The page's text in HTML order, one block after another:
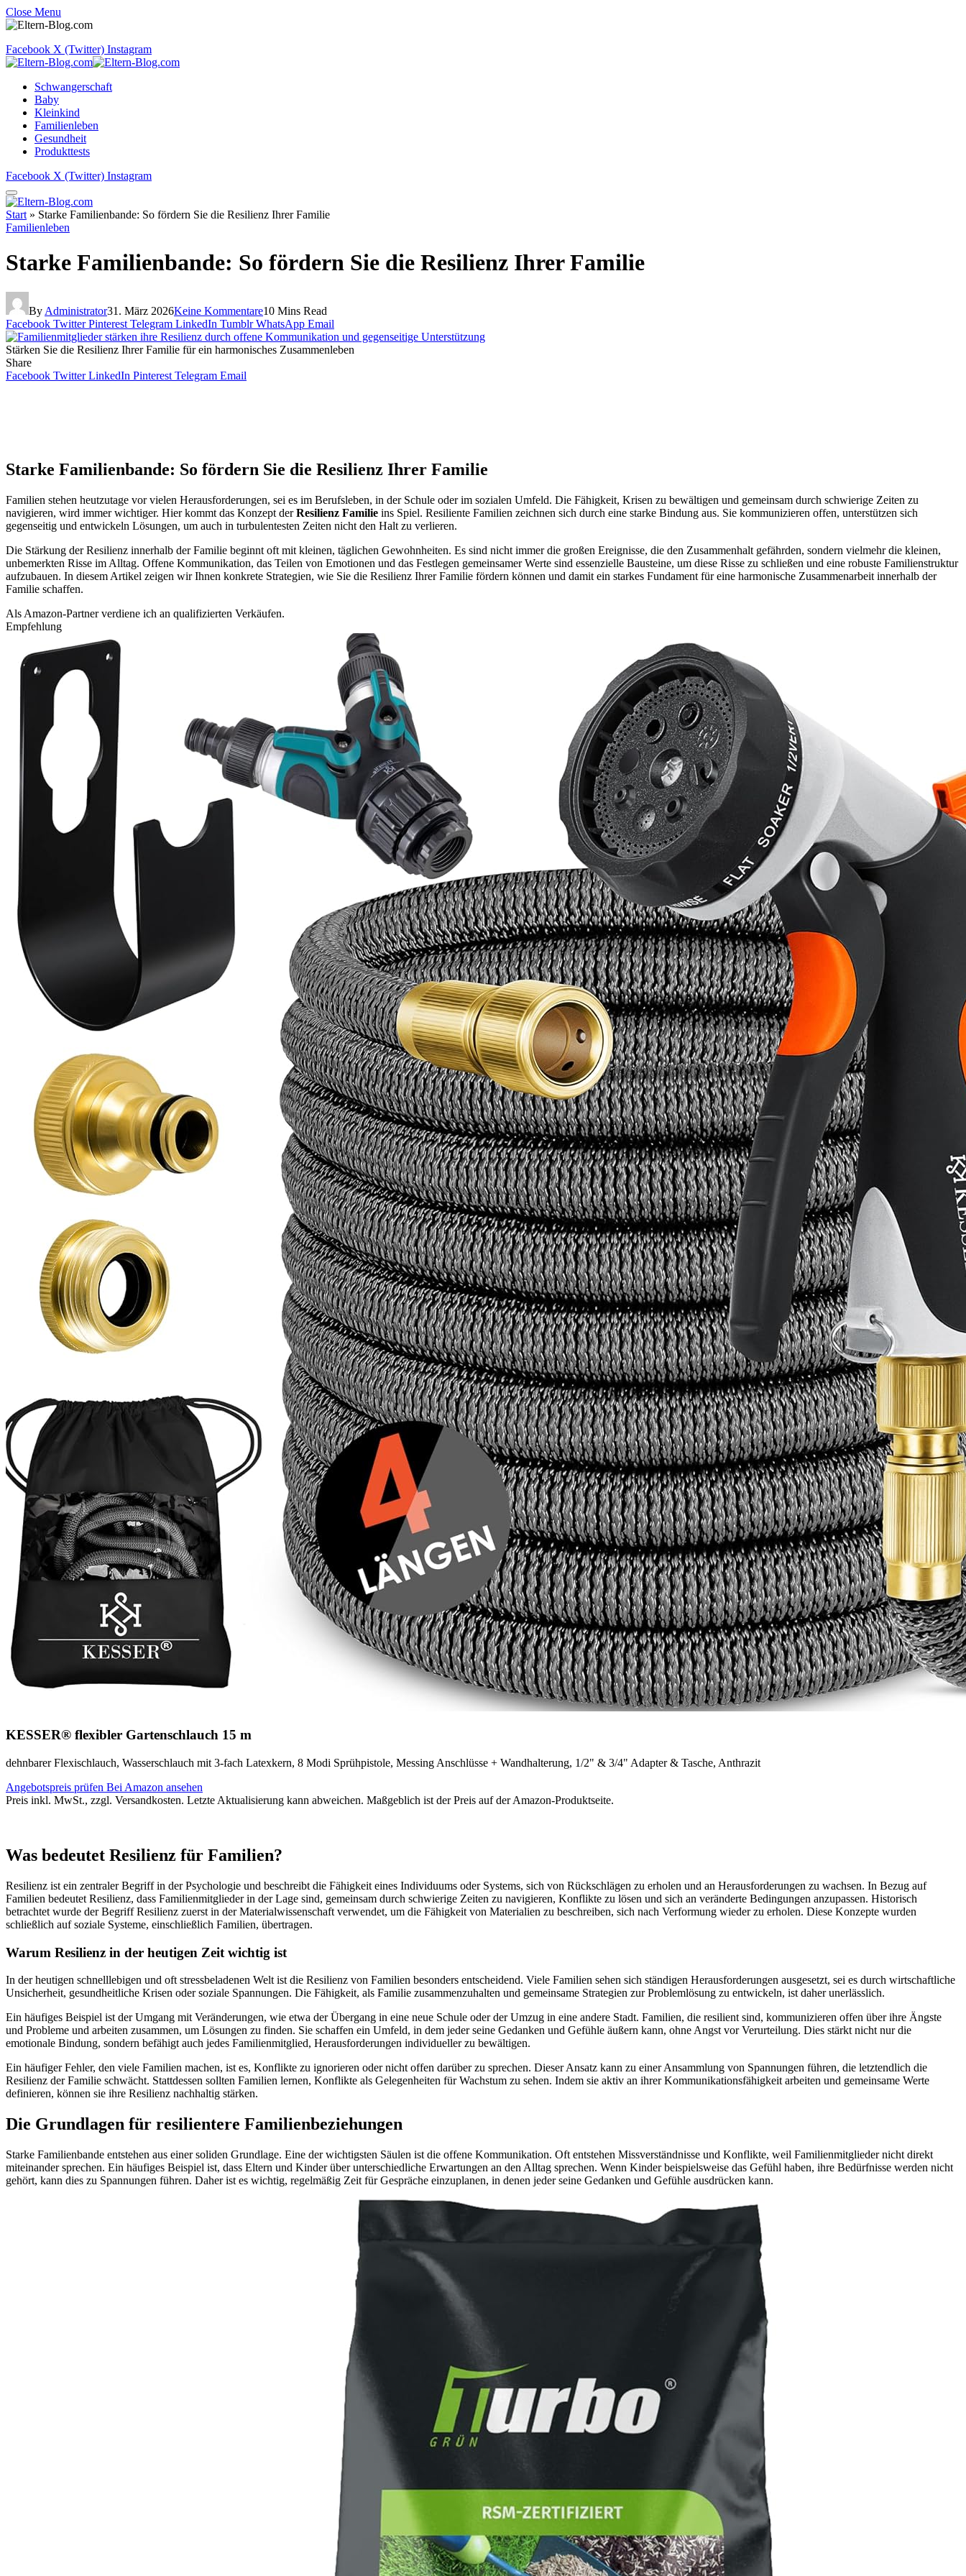
Close Menu
Facebook X (Twitter) Instagram
Schwangerschaft
Baby
Kleinkind
Familienleben
Gesundheit
Produkttests
Facebook X (Twitter) Instagram
Start » Starke Familienbande: So fördern Sie die Resilienz Ihrer Familie
Familienleben
Starke Familienbande: So fördern Sie die Resilienz Ihrer Familie
By Administrator31. März 2026Keine Kommentare10 Mins Read
Facebook Twitter Pinterest Telegram LinkedIn Tumblr WhatsApp Email
Stärken Sie die Resilienz Ihrer Familie für ein harmonisches Zusammenleben
Share
Facebook Twitter LinkedIn Pinterest Telegram Email
Starke Familienbande: So fördern Sie die Resilienz Ihrer Familie
Familien stehen heutzutage vor vielen Herausforderungen, sei es im Berufsleben, in der Schule oder im sozialen Umfeld. Die Fähigkeit, Krisen zu bewältigen und gemeinsam durch schwierige Zeiten zu
navigieren, wird immer wichtiger. Hier kommt das Konzept derResilienz Familie ins Spiel. Resiliente Familien zeichnen sich durch eine starke Bindung aus. Sie kommunizieren offen, unterstützen sich
gegenseitig und entwickeln Lösungen, um auch in turbulentesten Zeiten nicht den Halt zu verlieren.
Die Stärkung der Resilienz innerhalb der Familie beginnt oft mit kleinen, täglichen Gewohnheiten. Es sind nicht immer die großen Ereignisse, die den Zusammenhalt gefährden, sondern vielmehr die kleinen,
unbemerkten Risse im Alltag. Offene Kommunikation, das Teilen von Emotionen und das Festlegen gemeinsamer Werte sind essenzielle Bausteine, um diese Risse zu schließen und eine robuste Familienstruktur
aufzubauen. In diesem Artikel zeigen wir Ihnen konkrete Strategien, wie Sie die Resilienz Ihrer Familie fördern können und damit ein starkes Fundament für eine harmonische Zusammenarbeit innerhalb der
Familie schaffen.
Als Amazon-Partner verdiene ich an qualifizierten Verkäufen.
Empfehlung
KESSER® flexibler Gartenschlauch 15 m
dehnbarer Flexischlauch, Wasserschlauch mit 3-fach Latexkern, 8 Modi Sprühpistole, Messing Anschlüsse + Wandhalterung, 1/2" & 3/4" Adapter & Tasche, Anthrazit
Angebotspreis prüfen Bei Amazon ansehen
Preis inkl. MwSt., zzgl. Versandkosten. Letzte Aktualisierung kann abweichen. Maßgeblich ist der Preis auf der Amazon-Produktseite.
Was bedeutet Resilienz für Familien?
Resilienz ist ein zentraler Begriff in der Psychologie und beschreibt die Fähigkeit eines Individuums oder Systems, sich von Rückschlägen zu erholen und an Herausforderungen zu wachsen. In Bezug auf
Familien bedeutet Resilienz, dass Familienmitglieder in der Lage sind, gemeinsam durch schwierige Zeiten zu navigieren, Konflikte zu lösen und sich an veränderte Bedingungen anzupassen. Historisch
betrachtet wurde der Begriff Resilienz zuerst in der Materialwissenschaft verwendet, um die Fähigkeit von Materialien zu beschreiben, sich nach Verformung wieder zu erholen. Diese Konzepte wurden
schließlich auf soziale Systeme, einschließlich Familien, übertragen.
Warum Resilienz in der heutigen Zeit wichtig ist
In der heutigen schnelllebigen und oft stressbeladenen Welt ist die Resilienz von Familien besonders entscheidend. Viele Familien sehen sich ständigen Herausforderungen ausgesetzt, sei es durch wirtschaftliche
Unsicherheit, gesundheitliche Krisen oder soziale Spannungen. Die Fähigkeit, als Familie zusammenzuhalten und gemeinsame Strategien zur Problemlösung zu entwickeln, ist daher unerlässlich.
Ein häufiges Beispiel ist der Umgang mit Veränderungen, wie etwa der Übergang in eine neue Schule oder der Umzug in eine andere Stadt. Familien, die resilient sind, kommunizieren offen über ihre Ängste
und Probleme und arbeiten zusammen, um Lösungen zu finden. Sie schaffen ein Umfeld, in dem jeder seine Gedanken und Gefühle äußern kann, ohne Angst vor Verurteilung. Dies stärkt nicht nur die
emotionale Bindung, sondern befähigt auch jedes Familienmitglied, Herausforderungen individueller zu bewältigen.
Ein häufiger Fehler, den viele Familien machen, ist es, Konflikte zu ignorieren oder nicht offen darüber zu sprechen. Dieser Ansatz kann zu einer Ansammlung von Spannungen führen, die letztendlich die
Resilienz der Familie schwächt. Stattdessen sollten Familien lernen, Konflikte als Gelegenheiten für Wachstum zu sehen. Indem sie aktiv an ihrer Kommunikationsfähigkeit arbeiten und gemeinsame Werte
definieren, können sie ihre Resilienz nachhaltig stärken.
Die Grundlagen für resilientere Familienbeziehungen
Starke Familienbande entstehen aus einer soliden Grundlage. Eine der wichtigsten Säulen ist die offene Kommunikation. Oft entstehen Missverständnisse und Konflikte, weil Familienmitglieder nicht direkt
miteinander sprechen. Ein häufiges Beispiel ist, dass Eltern und Kinder über unterschiedliche Erwartungen an den Alltag sprechen. Wenn Kinder beispielsweise das Gefühl haben, ihre Bedürfnisse werden nicht
gehört, kann dies zu Spannungen führen. Daher ist es wichtig, regelmäßig Zeit für Gespräche einzuplanen, in denen jeder seine Gedanken und Gefühle ausdrücken kann.